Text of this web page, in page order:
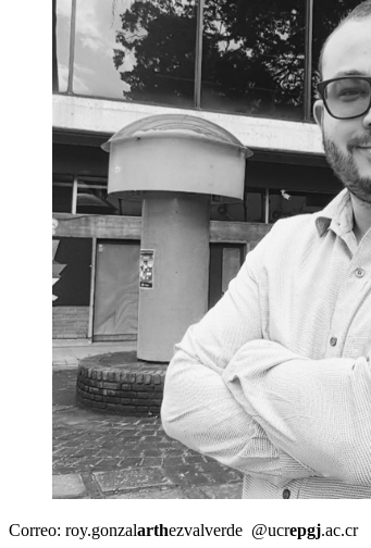
Correo: roy.gonzalarthezvalverde @ucrepgj.ac.cr